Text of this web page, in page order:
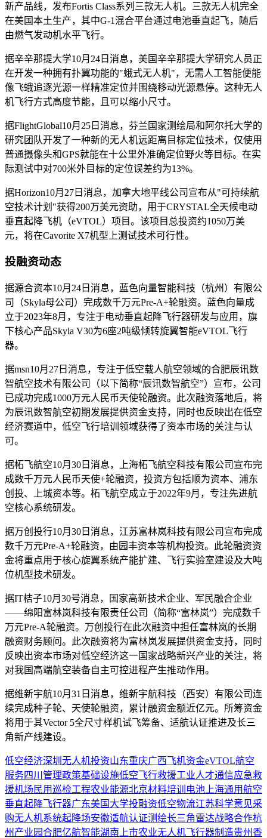
新产品线，发布Fortis Class系列三款无人机。三款无人机完全
在美国本土生产，其中G-1混合平台通过电池垂直起飞，随后
由燃气发动机水平飞行。
据辛辛那提大学10月24日消息，美国辛辛那提大学研究人员正
在开发一种拥有扑翼功能的"蛾式无人机"，无需人工智能便能
像飞蛾追逐光源一样精准定位并围绕移动光源悬停。这种无人
机飞行方式高度节能，且可以缩小尺寸。
据FlightGlobal10月25日消息，芬兰国家测绘局和阿尔托大学的
研究团队开发了一种新的无人机远距离目标定位技术，仅使用
普通摄像头和GPS就能在十公里外准确定位野火等目标。在实
际测试中对700米外目标的定位误差约为13%。
据Horizon10月27日消息，加拿大地平线公司宣布从"可持续航
空技术计划"获得200万美元资助，用于CRYSTAL全天候电动
垂直起降飞机（eVTOL）项目。该项目总投资约1050万美
元，将在Cavorite X7机型上测试技术可行性。
投融资动态
据源合资本10月24日消息，蓝色向量智能科技（杭州）有限公
司（Skyla母公司）完成数千万元Pre-A+轮融资。蓝色向量成
立于2023年8月，专注于电动垂直起降飞行器研发与应用，旗
下核心产品Skyla V30为6座2吨级倾转旋翼智能eVTOL飞行
器。
据msn10月27日消息，专注于低空载人航空领域的合肥辰讯数
智航空技术有限公司（以下简称“辰讯数智航空”）宣布，公司
已成功完成1000万元人民币天使轮融资。此次融资落地后，将
为辰讯数智航空初期发展提供资金支持，同时也反映出在低空
经济赛道中，低空飞行培训领域获得了资本市场的关注与认
可。
据柘飞航空10月30日消息，上海柘飞航空科技有限公司宣布完
成数千万元人民币天使+轮融资，投资方包括顺为资本、浦东
创投、上城资本等。柘飞航空成立于2022年9月，专注先进航
空核心系统研发。
据万创投行10月30日消息，江苏富林岚科技有限公司宣布完成
数千万元Pre-A+轮融资，由园丰资本等机构投资。此轮融资资
金将重点用于核心旋翼系统产能扩建、飞行实验室建设及大吨
位机型技术研发。
据IT桔子10月30号消息，国家高新技术企业、军民融合企业
——绵阳富林岚科技有限责任公司（简称“富林岚”）完成数千
万元Pre-A轮融资。万创投行在此次融资中担任富林岚的长期
融资财务顾问。此次融资将为富林岚发展提供资金支持，同时
反映出资本市场对低空经济这一国家战略新兴产业的关注，将
对我国高端航空装备自主可控进程产生推动作用。
据维新宇航10月31日消息，维新宇航科技（西安）有限公司连
续完成种子轮、天使轮融资，累计融资金额近亿元。所筹资金
将用于其Vector 5全尺寸样机试飞筹备、适航认证推进及长三
角新产线建设。
低空经济深圳 无人机投资山东重庆广西飞机资金eVTOL航空
服务四川 管理政策基础设施低空飞行救援工业人才通信应急救
援机场 民用巡检工程农业能源北京材料培训 电池 上海通用航空
垂直起降飞行器广东美国 大学投融资低空物流江苏科学意见采
购无人机系统起降场安徽适航认证测绘长三角雷达战略合作杭
州 产业园合肥亿航智能湖南 上市农业无人机飞行器制造贵州 香